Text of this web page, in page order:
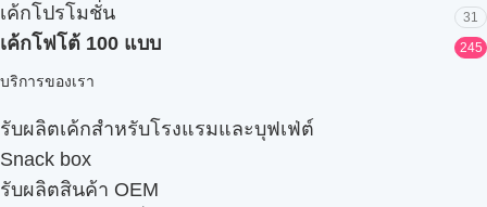
เค้กโปรโมชั่น 31
เค้กโฟโต้ 100 แบบ 245
บริการของเรา
รับผลิตเค้กสำหรับโรงแรมและบุฟเฟ่ต์
Snack box
รับผลิตสินค้า OEM